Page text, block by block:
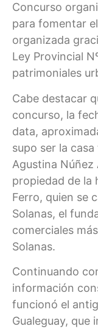
Concurso
para fomentar
organizada
Ley Provincial
patrimoniales
Cabe destacar
concurso, la
data,
supo ser la
Agustina Núñez
propiedad de la
Ferro, quien se
Solanas, el
comerciales
Solanas.
Continuando
información
funcionó el
Gualeguay, que